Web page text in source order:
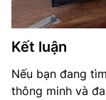
Kết luận
Nếu bạn đang
thông minh và